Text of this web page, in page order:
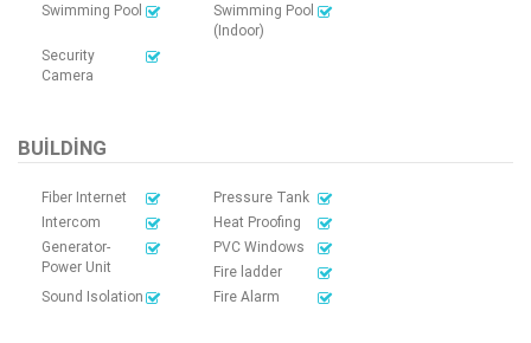
Swimming Pool
Swimming Pool
(Indoor)
Security
Camera
BUILDING
Fiber Internet
Pressure Tank
Intercom
Heat Proofing
Generator-
Power Unit
PVC Windows
Fire ladder
Sound Isolation
Fire Alarm